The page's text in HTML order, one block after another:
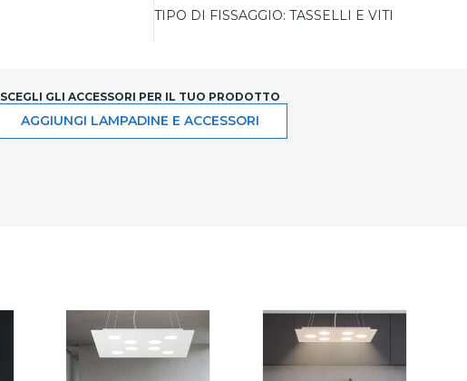
TIPO DI FISSAGGIO: TASSELLI E VITI
SCEGLI GLI ACCESSORI PER IL TUO PRODOTTO
AGGIUNGI LAMPADINE E ACCESSORI